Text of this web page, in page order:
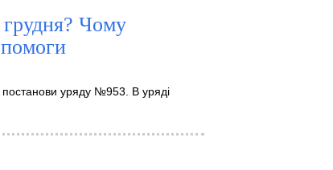
грудня? Чому
постанови уряду №953. В уряді